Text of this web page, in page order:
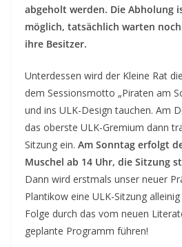
abgeholt werden. Die Abholung
möglich, tatsächlich warten
ihre Besitzer.
Unterdessen wird der Kleine Rat
dem Sessionsmotto „Piraten am
und ins ULK-Design tauchen. Am
das oberste ULK-Gremium dann
Sitzung ein. Am Sonntag erfolgt
Muschel ab 14 Uhr, die Sitzung
Dann wird erstmals unser neuer
Plantikow eine ULK-Sitzung
Folge durch das vom neuen
geplante Programm führen!